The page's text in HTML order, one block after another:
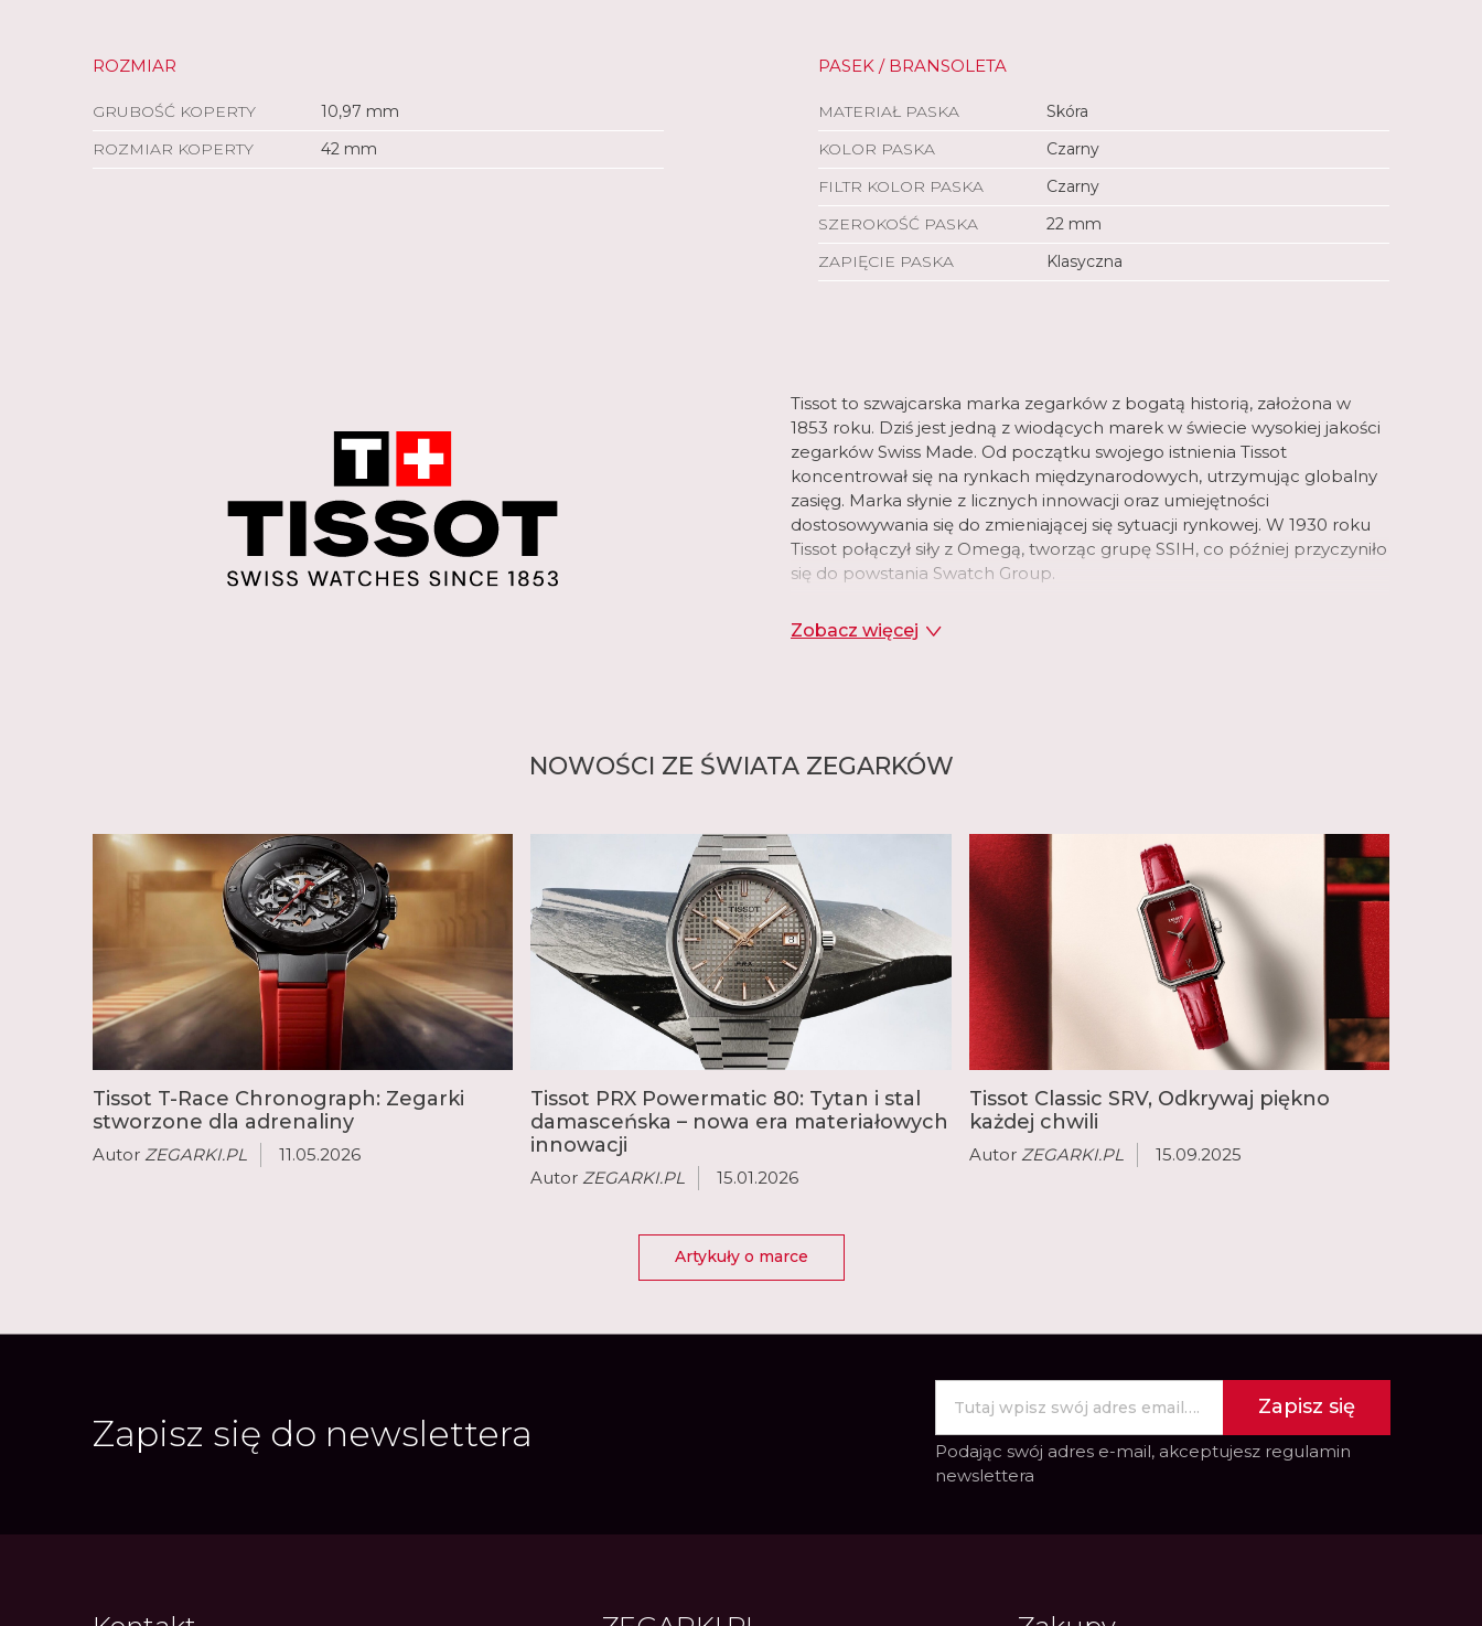
ROZMIAR
GRUBOŚĆ KOPERTY
10,97 mm
ROZMIAR KOPERTY
42 mm
PASEK / BRANSOLETA
MATERIAŁ PASKA
Skóra
KOLOR PASKA
Czarny
FILTR KOLOR PASKA
Czarny
SZEROKOŚĆ PASKA
22 mm
ZAPIĘCIE PASKA
Klasyczna
Tissot to szwajcarska marka zegarków z bogatą historią, założona w
1853 roku. Dziś jest jedną z wiodących marek w świecie wysokiej jakości
zegarków Swiss Made. Od początku swojego istnienia Tissot
koncentrował się na rynkach międzynarodowych, utrzymując globalny
zasięg. Marka słynie z licznych innowacji oraz umiejętności
dostosowywania się do zmieniającej się sytuacji rynkowej. W 1930 roku
Tissot połączył siły z Omegą, tworząc grupę SSIH, co później przyczyniło
się do powstania Swatch Group.
Marka proponuje modele inspirowane swoją bogatą historią, jak seria
modele z prawdziwego złota, jak seria T-Gold. W linii T-Sport znajdziemy
narciarskich, a obecnie jest zaangażowana w różne dyscypliny
sportowe, od sportów motorowych, przez kolarstwo, szermierkę,
koszykówkę, hokej, po tenis.
W ostatnich latach dużą popularnością cieszy się seria PRX ze
zintegrowaną bransoletą, dostępna w wielu wersjach różniących się
funkcjami, rozmiarem, kolorem, materiałami i mechanizmem. Inne
popularne modele to Elegant Gentleman oraz nurkowy Seastar. W
ofercie Tissot każdy znajdzie idealny zegarek dla siebie.
Zobacz więcej
NOWOŚCI ZE ŚWIATA ZEGARKÓW
Tissot T-Race Chronograph: Zegarki
stworzone dla adrenaliny
Autor ZEGARKI.PL 11.05.2026
Tissot PRX Powermatic 80: Tytan i stal
damasceńska – nowa era materiałowych
innowacji
AutorZEGARKI.PL 15.01.2026
Tissot Classic SRV, Odkrywaj piękno
każdej chwili
Autor ZEGARKI.PL 15.09.2025
Artykuły o marce
Zapisz się do newslettera
Zapisz się
Podając swój adres e-mail, akceptujesz regulamin
newslettera